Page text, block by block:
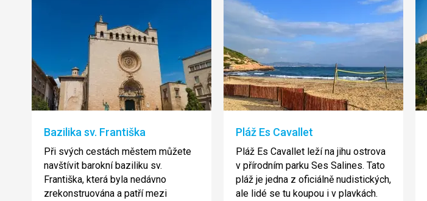
Bazilika sv. Františka
Při svých cestách městem můžete
navštívit barokní baziliku sv.
Františka, která byla nedávno
zrekonstruována a patří mezi
Pláž Es Cavallet
Pláž Es Cavallet leží na jihu ostrova
v přírodním parku Ses Salines. Tato
pláž je jedna z oficiálně nudistických,
ale lidé se tu koupou i v plavkách.